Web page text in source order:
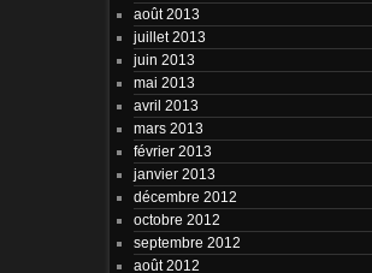
août 2013
juillet 2013
juin 2013
mai 2013
avril 2013
mars 2013
février 2013
janvier 2013
décembre 2012
octobre 2012
septembre 2012
août 2012